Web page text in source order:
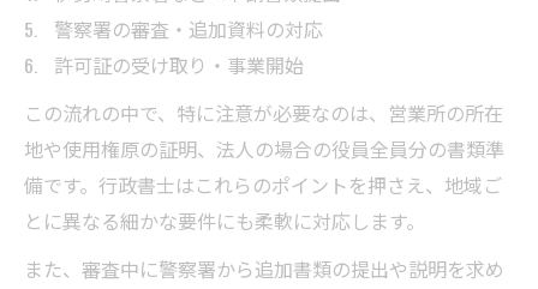
警察署の審査・追加資料の対応
許可証の受け取り・事業開始
この流れの中で、特に注意が必要なのは、営業所の所在
地や使用権原の証明、法人の場合の役員全員分の書類準
備です。行政書士はこれらのポイントを押さえ、地域ご
とに異なる細かな要件にも柔軟に対応します。
また、審査中に警察署から追加書類の提出や説明を求め